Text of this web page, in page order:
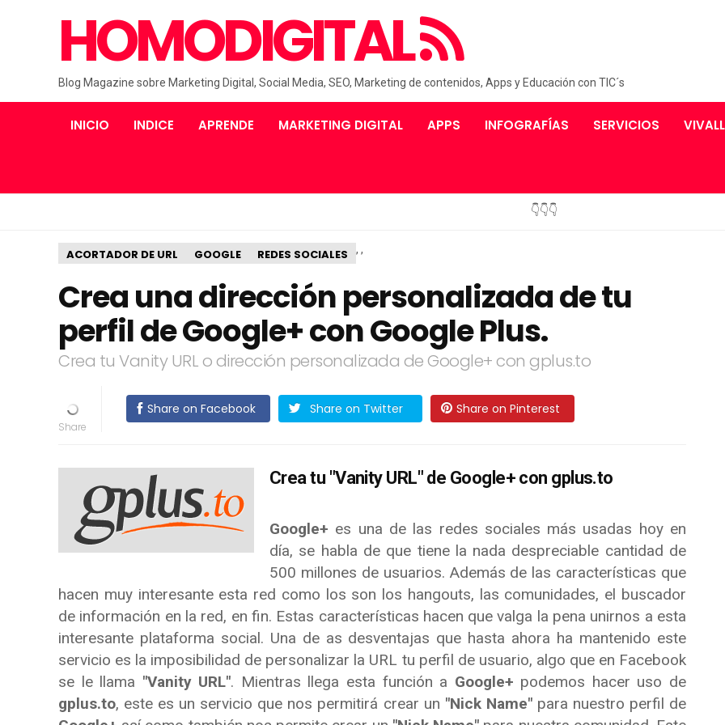
HOMODIGITAL
Blog Magazine sobre Marketing Digital, Social Media, SEO, Marketing de contenidos, Apps y Educación con TIC´s
INICIO INDICE APRENDE MARKETING DIGITAL APPS INFOGRAFÍAS SERVICIOS
👇👇👇
ACORTADOR DE URL ,
GOOGLE ,
REDES SOCIALES
Crea una dirección personalizada de tu
perfil de Google+ con Google Plus.
Crea tu Vanity URL o dirección personalizada de Google+ con gplus.to
Share on Facebook Share on Twitter Share on Pinterest
Crea tu "Vanity URL" de Google+ con gplus.to
Google+ es una de las redes sociales más usadas hoy en
día, se habla de que tiene la nada despreciable cantidad de
500 millones de usuarios. Además de las características que
hacen muy interesante esta red como los son los hangouts, las comunidades, el buscador
de información en la red, en fin. Estas características hacen que valga la pena unirnos a esta
interesante plataforma social. Una de as desventajas que hasta ahora ha mantenido este
servicio es la imposibilidad de personalizar la URL tu perfil de usuario, algo que en Facebook
se le llama "Vanity URL". Mientras llega esta función a Google+ podemos hacer uso de
gplus.to, este es un servicio que nos permitirá crear un "Nick Name"para nuestro perfil de